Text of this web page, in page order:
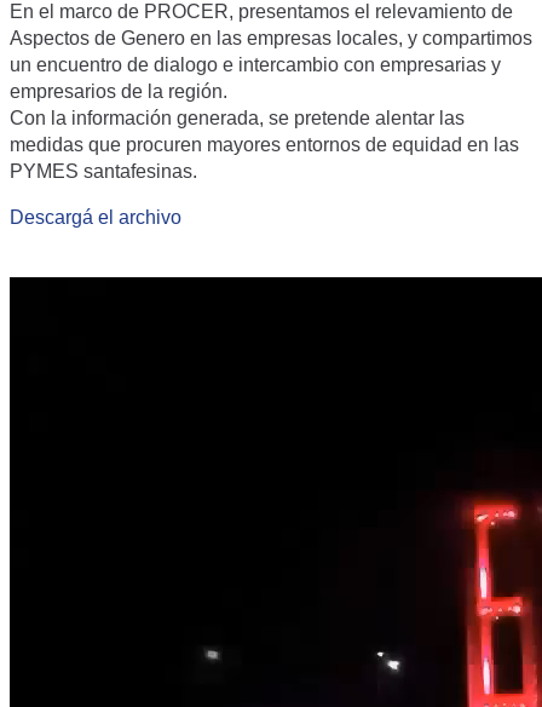
En el marco de PROCER, presentamos el relevamiento de
Aspectos de Genero en las empresas locales, y compartimos
un encuentro de dialogo e intercambio con empresarias y
empresarios de la región.
Con la información generada, se pretende alentar las
medidas que procuren mayores entornos de equidad en las
PYMES santafesinas.
Descargá el archivo